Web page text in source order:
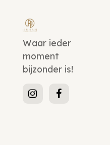
Waar ieder
moment
bijzonder is!